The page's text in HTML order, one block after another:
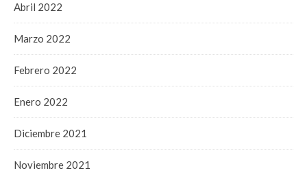
Abril 2022
Marzo 2022
Febrero 2022
Enero 2022
Diciembre 2021
Noviembre 2021